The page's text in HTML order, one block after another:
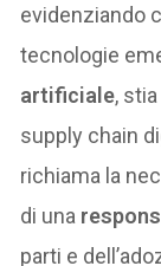
evidenziando
tecnologie
artificiale,
supply chain
richiama la
di una
parti e